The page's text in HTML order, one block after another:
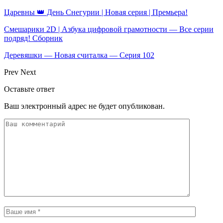
Царевны 👑 День Снегурии | Новая серия | Премьера!
Смешарики 2D | Азбука цифровой грамотности — Все серии
подряд! Сборник
Деревяшки — Новая считалка — Серия 102
Prev Next
Оставьте ответ
Ваш электронный адрес не будет опубликован.